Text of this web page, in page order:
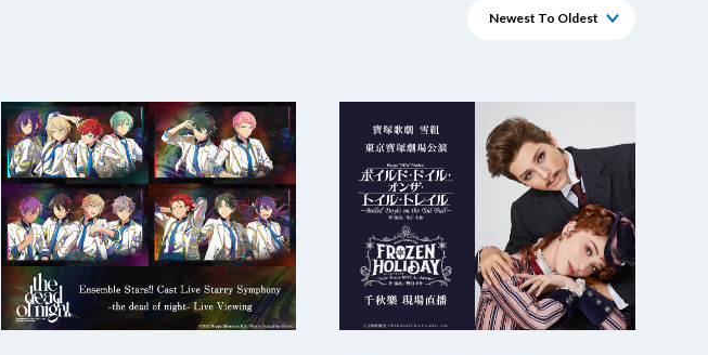
Newest To Oldest